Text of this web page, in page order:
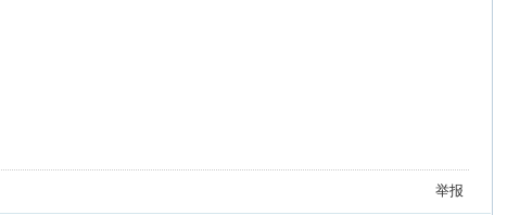
举报